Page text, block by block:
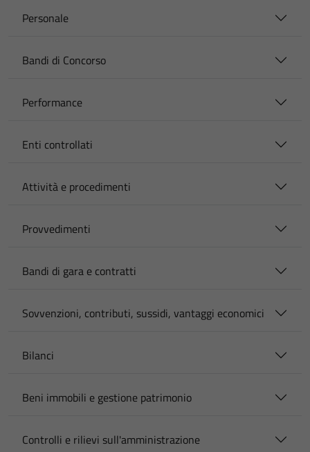
Personale
Bandi di Concorso
Performance
Enti controllati
Attività e procedimenti
Provvedimenti
Bandi di gara e contratti
Sovvenzioni, contributi, sussidi, vantaggi economici
Bilanci
Beni immobili e gestione patrimonio
Controlli e rilievi sull'amministrazione